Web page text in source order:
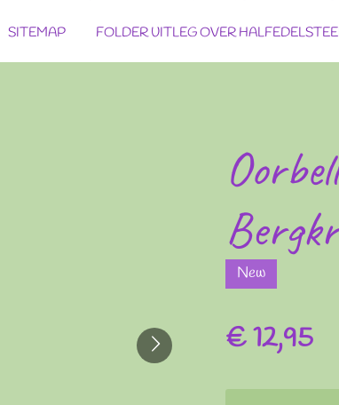
SITEMAP FOLDER UITLEG OVER
New
€ 12,95